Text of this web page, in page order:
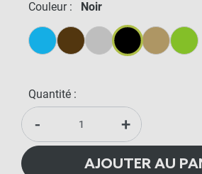
Couleur : Noir
Quantité :
- +
AJOUTER AU